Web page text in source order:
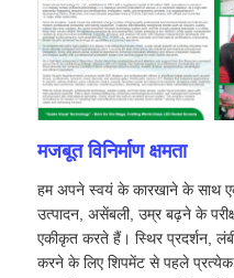
उद्धरण मांगें
एलईडी वीडियो दीवार प्रदर्शन
एलईडी प्रदर्शन स्क्रीन
संगीत कार्यक्रम एलईडी
मजबूत विनिर्माण क्षमता
हम अपने स्वयं के कारखाने के साथ एक
उत्पादन, असेंबली, उम्र बढ़ने के
एकीकृत करते हैं। स्थिर प्रदर्शन,
करने के लिए शिपमेंट से पहले प्रत्येक